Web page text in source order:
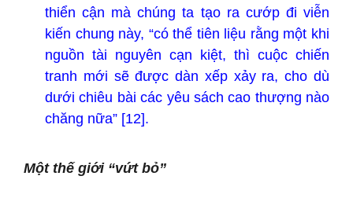
thiển cận mà chúng ta tạo ra cướp đi viễn
kiến chung này, “có thể tiên liệu rằng một khi
nguồn tài nguyên cạn kiệt, thì cuộc chiến
tranh mới sẽ được dàn xếp xảy ra, cho dù
dưới chiêu bài các yêu sách cao thượng nào
chăng nữa” [12].
Một thế giới “vứt bỏ”